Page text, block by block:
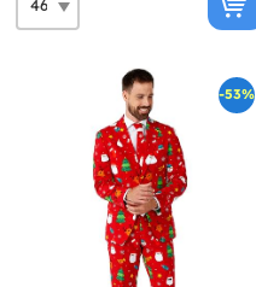
-53%